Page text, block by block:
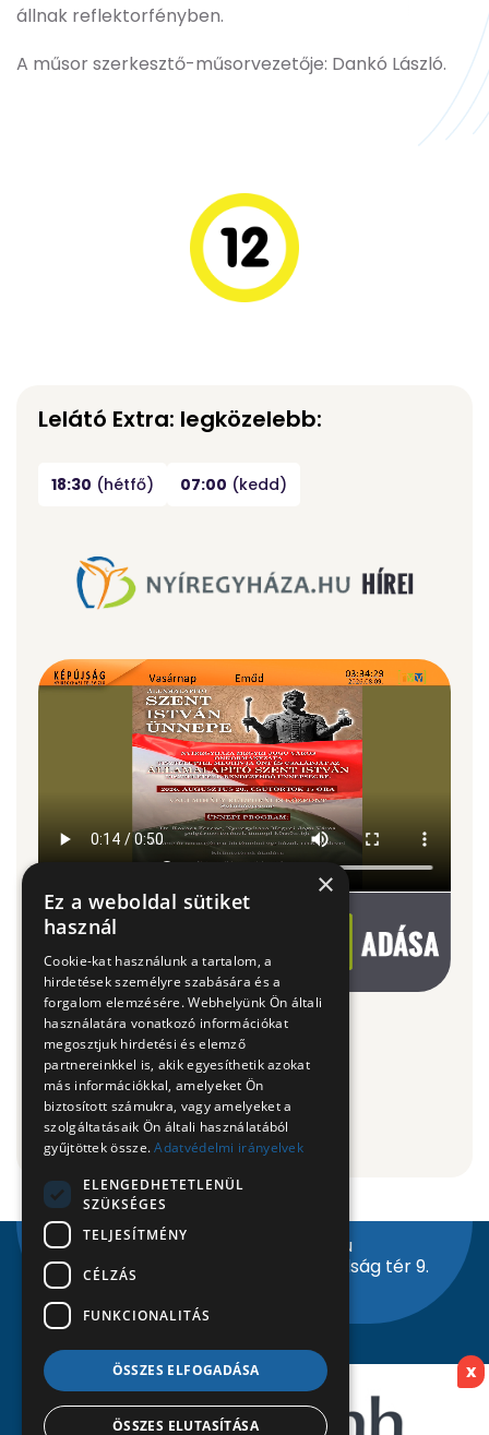
állnak reflektorfényben.
A műsor szerkesztő-műsorvezetője: Dankó László.
Lelátó Extra: legközelebb:
18:30 (hétfő) 07:00 (kedd)
info@nyiregyhazitv.hu
4400 Nyíregyháza, Szabadság tér 9.
Adatvédelmi nyilatkozat|Jogi nyilatkozat
x
×
Ez a weboldal sütiket
használ
Cookie-kat használunk a tartalom, a
hirdetések személyre szabására és a
forgalom elemzésére. Webhelyünk Ön általi
használatára vonatkozó információkat
megosztjuk hirdetési és elemző
partnereinkkel is, akik egyesíthetik azokat
más információkkal, amelyeket Ön
biztosított számukra, vagy amelyeket a
szolgáltatásaik Ön általi használatából
gyűjtöttek össze.Adatvédelmi irányelvek
ELENGEDHETETLENÜL
SZÜKSÉGES
TELJESÍTMÉNY
CÉLZÁS
FUNKCIONALITÁS
ÖSSZES ELFOGADÁSA
ÖSSZES ELUTASÍTÁSA